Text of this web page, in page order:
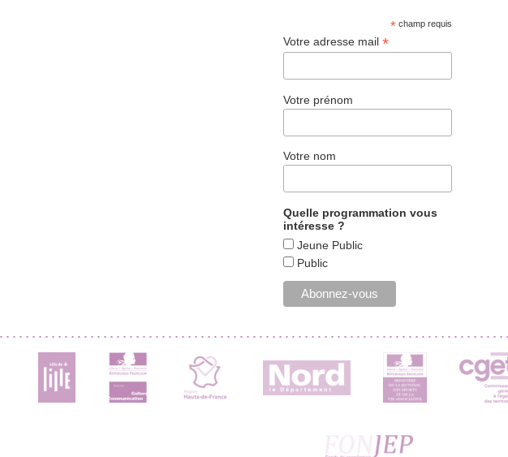
*champ requis
Votre adresse mail*
Votre prénom
Votre nom
Quelle programmation vous
intéresse ?
Jeune Public
Public